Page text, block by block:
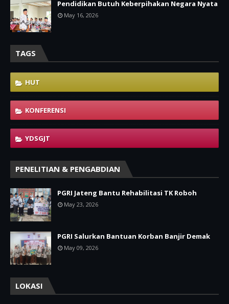
Pendidikan Butuh Keberpihakan Negara Nyata
May 16, 2026
TAGS
HUT
KONFERENSI
YDSGJT
PENELITIAN & PENGABDIAN
PGRI Jateng Bantu Rehabilitasi TK Roboh
May 23, 2026
PGRI Salurkan Bantuan Korban Banjir Demak
May 09, 2026
LOKASI